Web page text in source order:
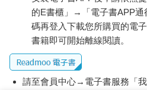
的E書櫃」→「電子書APP通
碼再登入下載您所購買的電
書籍即可開始離線閱讀。
請至會員中心→電子書服務「